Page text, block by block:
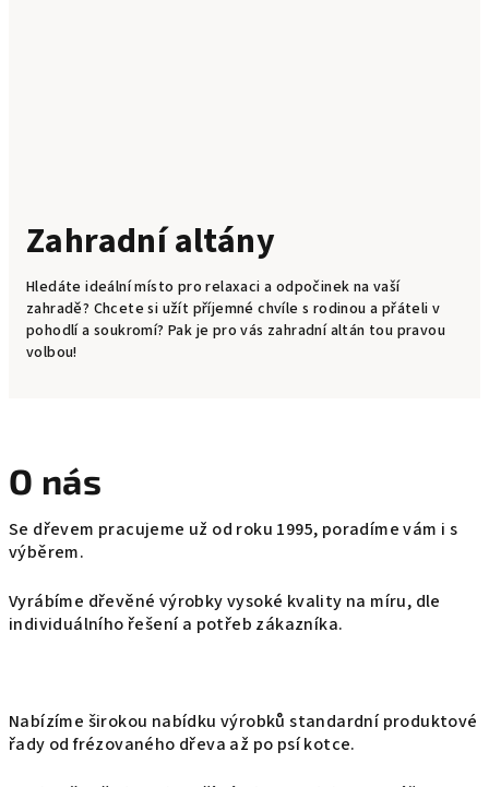
Zahradní altány
Hledáte ideální místo pro relaxaci a odpočinek na vaší
zahradě? Chcete si užít příjemné chvíle s rodinou a přáteli v
pohodlí a soukromí? Pak je pro vás zahradní altán tou pravou
volbou!
O nás
Se dřevem pracujeme už od roku 1995, poradíme vám i s
výběrem.
Vyrábíme dřevěné výrobky vysoké kvality na míru, dle
individuálního řešení a potřeb zákazníka.
Nabízíme širokou nabídku výrobků standardní produktové
řady od frézovaného dřeva až po psí kotce.